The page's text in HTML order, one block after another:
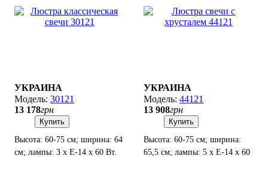
УКРАИНА
30121
13 178грн
Купить
Высота: 60-75 см; ширина: 64
см; лампы: 3 х Е-14 х 60 Вт.
УКРАИНА
44121
13 908грн
Купить
Высота: 60-75 см; ширина:
65,5 см; лампы: 5 х Е-14 х 60